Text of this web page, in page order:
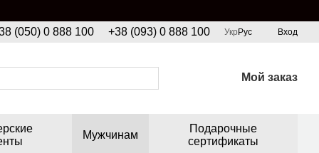
(050) 0 888 100 +38 (093) 0 888 100 Укр Рус Вход
Мой заказ
Мужчинам
Подарочные
сертификаты